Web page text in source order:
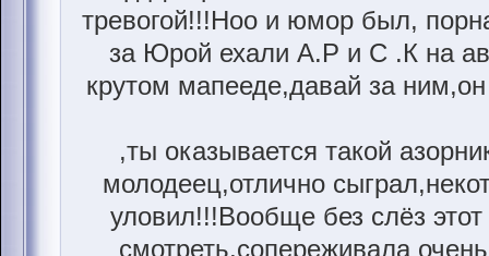
тревогой!!!Ноо и юмор был,
за Юрой ехали А.Р и С .К на
крутом мапееде,давай за
,ты оказывается такой
молодеец,отлично
уловил!!!Вообще без слёз
смотреть,сопереживала